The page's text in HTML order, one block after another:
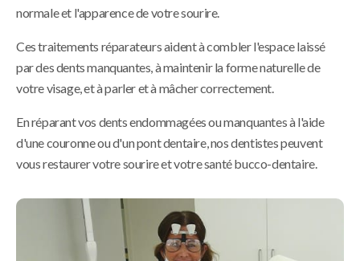
normale et l'apparence de votre sourire.
Ces traitements réparateurs aident à combler l'espace laissé
par des dents manquantes, à maintenir la forme naturelle de
votre visage, et à parler et à mâcher correctement.
En réparant vos dents endommagées ou manquantes à l'aide
d'une couronne ou d'un pont dentaire, nos dentistes peuvent
vous restaurer votre sourire et votre santé bucco-dentaire.